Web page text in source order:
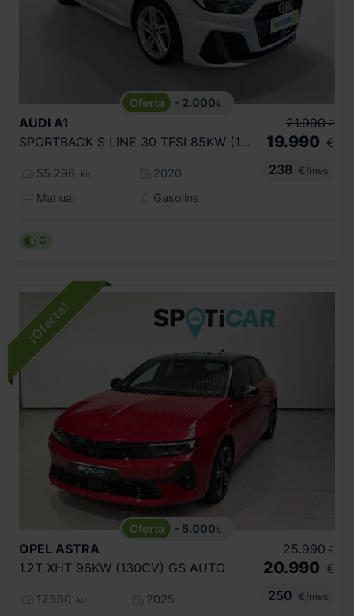
- 2.000€
AUDI A1
SPORTBACK S LINE 30 TFSI 85KW (116CV)
55.296 km
2020
Manual
Gasolina
21.990 €
19.990 €
238
€/mes
C
- 5.000€
OPEL ASTRA
1.2T XHT 96KW (130CV) GS AUTO
17.560 km
2025
25.990 €
20.990 €
250
€/mes